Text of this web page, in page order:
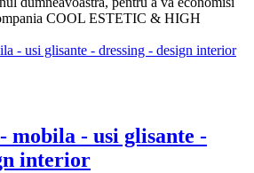
COOL ESTETIC & HIGH
- usi glisante -
interior